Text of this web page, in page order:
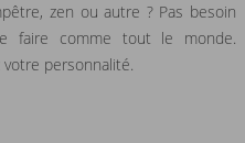
zen ou autre ? Pas besoin
faire comme tout le monde.
personnalité.